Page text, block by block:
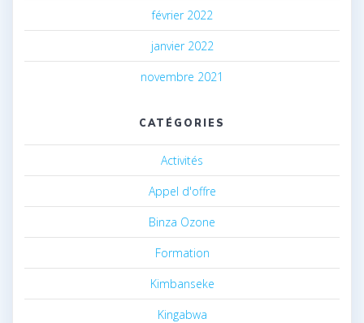
février 2022
janvier 2022
novembre 2021
CATÉGORIES
Activités
Appel d'offre
Binza Ozone
Formation
Kimbanseke
Kingabwa